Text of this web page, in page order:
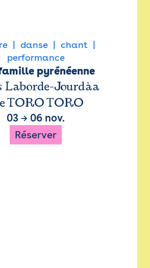
danse
chant
performance
pyrénéenne
Laborde-Jourdàa
TORO TORO
03 → 06 nov.
Réserver